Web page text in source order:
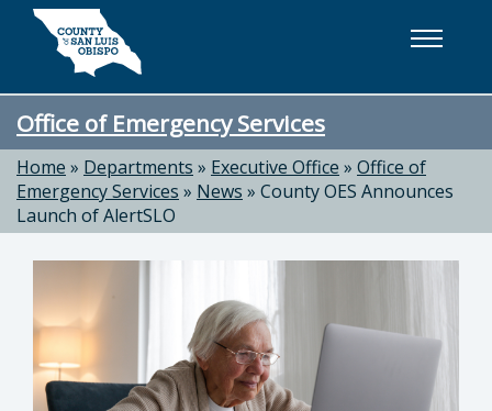
Skip to main content
Office of Emergency Services
Home » Departments » Executive Office » Office of
Emergency Services » News » County OES Announces
Launch of AlertSLO